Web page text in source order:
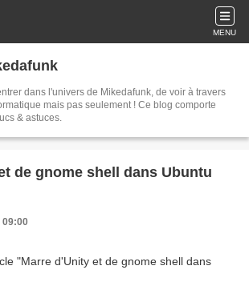
MENU
dans l'univers de Mikedafunk, de voir à travers
mais pas seulement ! Ce blog comporte
& astuces.
de gnome shell dans Ubuntu
09:00